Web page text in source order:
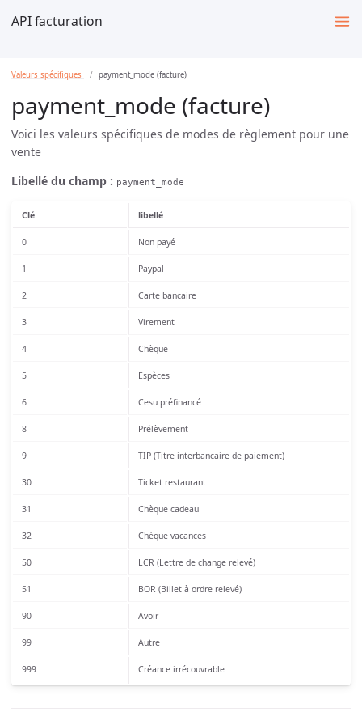
API facturation
Valeurs spécifiques payment_mode (facture)
payment_mode (facture)
Voici les valeurs spécifiques de modes de règlement pour une
vente
Libellé du champ : payment_mode
Clé libellé
0 Non payé
1 Paypal
2 Carte bancaire
3 Virement
4 Chèque
5 Espèces
6 Cesu préfinancé
8 Prélèvement
9 TIP (Titre interbancaire de paiement)
30 Ticket restaurant
31 Chèque cadeau
32 Chèque vacances
50 LCR (Lettre de change relevé)
51 BOR (Billet à ordre relevé)
90 Avoir
99 Autre
999 Créance irrécouvrable